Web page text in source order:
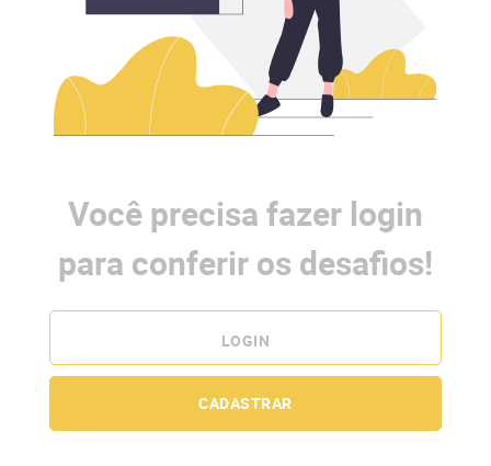
Você precisa fazer login
para conferir os desafios!
LOGIN
CADASTRAR